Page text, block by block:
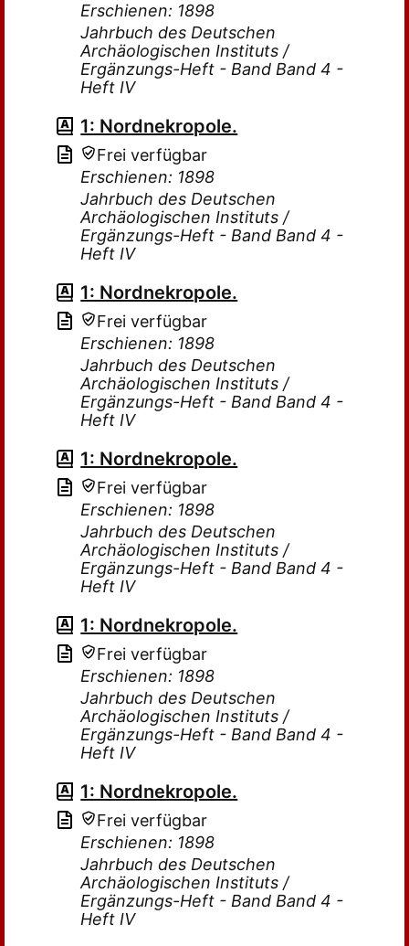
Erschienen: 1898
Jahrbuch des Deutschen
Archäologischen Instituts /
Ergänzungs-Heft - Band Band 4 -
Heft IV
1: Nordnekropole.
Frei verfügbar
Erschienen: 1898
Jahrbuch des Deutschen
Archäologischen Instituts /
Ergänzungs-Heft - Band Band 4 -
Heft IV
1: Nordnekropole.
Frei verfügbar
Erschienen: 1898
Jahrbuch des Deutschen
Archäologischen Instituts /
Ergänzungs-Heft - Band Band 4 -
Heft IV
1: Nordnekropole.
Frei verfügbar
Erschienen: 1898
Jahrbuch des Deutschen
Archäologischen Instituts /
Ergänzungs-Heft - Band Band 4 -
Heft IV
1: Nordnekropole.
Frei verfügbar
Erschienen: 1898
Jahrbuch des Deutschen
Archäologischen Instituts /
Ergänzungs-Heft - Band Band 4 -
Heft IV
1: Nordnekropole.
Frei verfügbar
Erschienen: 1898
Jahrbuch des Deutschen
Archäologischen Instituts /
Ergänzungs-Heft - Band Band 4 -
Heft IV